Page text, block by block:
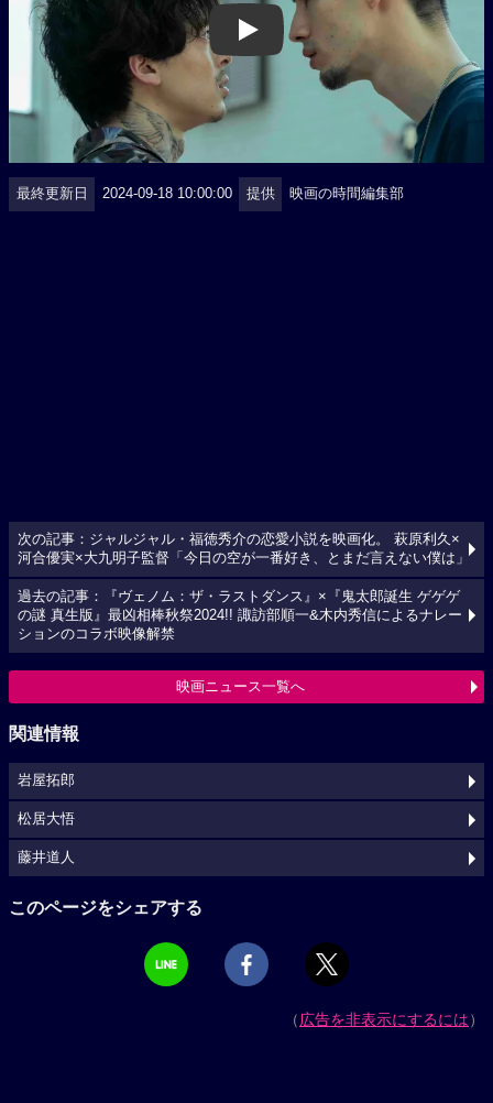
Play
最終更新日 2024-09-18 10:00:00 提供 映画の時間編集部
次の記事：ジャルジャル・福徳秀介の恋愛小説を映画化。 萩原利久×
河合優実×大九明子監督「今日の空が一番好き、とまだ言えない僕は」
過去の記事：『ヴェノム：ザ・ラストダンス』×『鬼太郎誕生 ゲゲゲ
の謎 真生版』最凶相棒秋祭2024!! 諏訪部順一&木内秀信によるナレー
ションのコラボ映像解禁
映画ニュース一覧へ
関連情報
岩屋拓郎
松居大悟
藤井道人
このページをシェアする
（広告を非表示にするには）